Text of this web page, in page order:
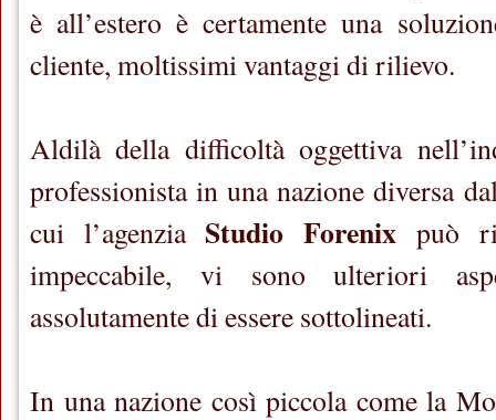
è all’estero è certamente una
cliente, moltissimi vantaggi di rilievo.
Aldilà della difficoltà oggettiva
professionista in una nazione diversa
cui l’agenziaStudio Forenix può
impeccabile, vi sono ulteriori
assolutamente di essere sottolineati.
In una nazione così piccola come la